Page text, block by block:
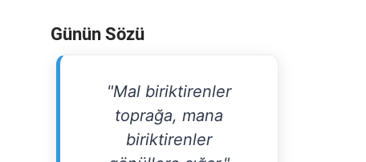
Günün Sözü
"Mal biriktirenler
toprağa, mana
biriktirenler